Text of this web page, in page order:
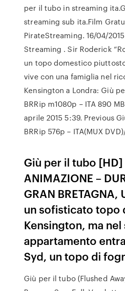
per il tubo in streaming
streaming sub ita.Film
PirateStreaming. 16/04/
Streaming . Sir Roderick
un topo domestico
vive con una famiglia nel
Kensington a Londra: Giù
BRRip m1080p – ITA 890
aprile 2015 5:39. Previous
BRRip 576p – ITA(MUX
Giù per il tubo
ANIMAZIONE –
GRAN BRETAGNA,
un sofisticato topo
Kensington, ma nel
appartamento
Syd, un topo di
Giù per il tubo (Flushed